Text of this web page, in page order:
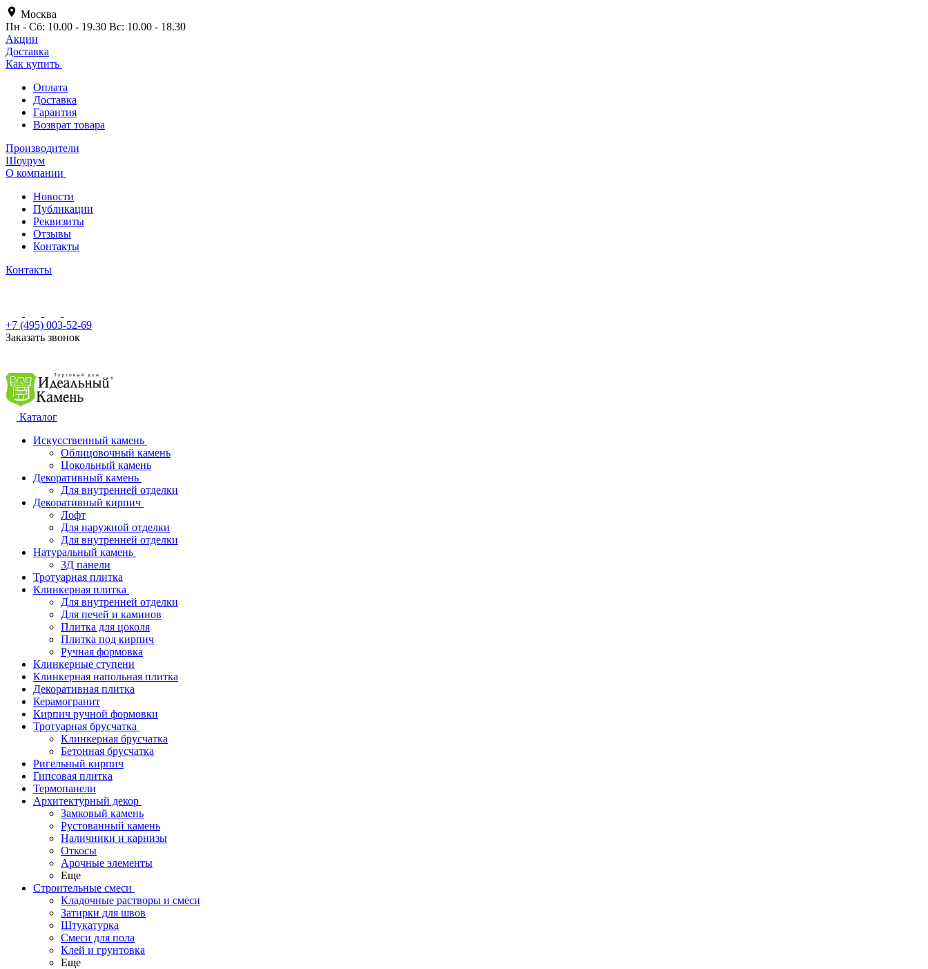
Москва
Пн - Сб: 10.00 - 19.30 Вс: 10.00 - 18.30
Акции
Доставка
Как купить
Оплата
Доставка
Гарантия
Возврат товара
Производители
Шоурум
О компании
Новости
Публикации
Реквизиты
Отзывы
Контакты
Контакты
+7 (495) 003-52-69
Заказать звонок
Каталог
Искусственный камень
Облицовочный камень
Цокольный камень
Декоративный камень
Для внутренней отделки
Декоративный кирпич
Лофт
Для наружной отделки
Для внутренней отделки
Натуральный камень
3Д панели
Тротуарная плитка
Клинкерная плитка
Для внутренней отделки
Для печей и каминов
Плитка для цоколя
Плитка под кирпич
Ручная формовка
Клинкерные ступени
Клинкерная напольная плитка
Декоративная плитка
Керамогранит
Кирпич ручной формовки
Тротуарная брусчатка
Клинкерная брусчатка
Бетонная брусчатка
Ригельный кирпич
Гипсовая плитка
Термопанели
Архитектурный декор
Замковый камень
Рустованный камень
Наличники и карнизы
Откосы
Арочные элементы
Еще
Строительные смеси
Кладочные растворы и смеси
Затирки для швов
Штукатурка
Смеси для пола
Клей и грунтовка
Еще